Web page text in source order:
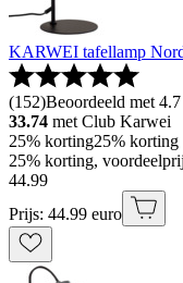
KARWEI tafellamp
(152)Beoordeeld met
33.74 met Club Karwei
25% korting25% korting
25% korting,
44.99
Prijs: 44.99 euro